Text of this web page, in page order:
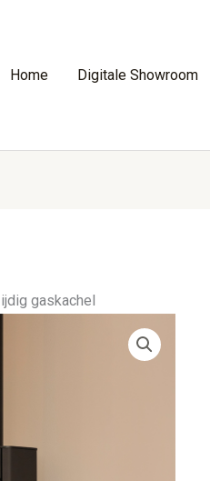
Home Digitale Showroom
gaskachel